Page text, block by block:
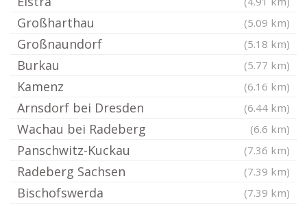
Großharthau (5.09 km)
Großnaundorf (5.18 km)
Burkau (5.77 km)
Kamenz (6.16 km)
Arnsdorf bei Dresden (6.44 km)
Wachau bei Radeberg (6.6 km)
Panschwitz-Kuckau (7.36 km)
Radeberg Sachsen (7.39 km)
Bischofswerda (7.39 km)